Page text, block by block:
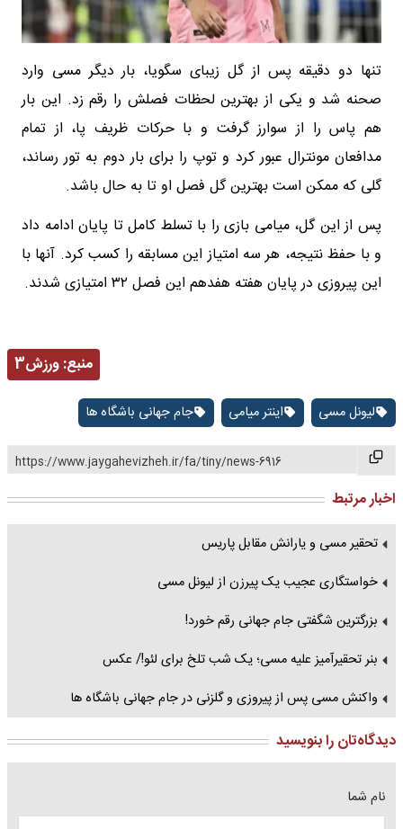
تنها دو دقیقه پس از گل زیبای سگویا، بار دیگر مسی وارد
صحنه شد و یکی از بهترین لحظات فصلش را رقم زد. این بار
هم پاس را از سوارز گرفت و با حرکات ظریف پا، از تمام
مدافعان مونترال عبور کرد و توپ را برای بار دوم به تور رساند،
گلی که ممکن است بهترین گل فصل او تا به حال باشد.
پس از این گل، میامی بازی را با تسلط کامل تا پایان ادامه داد
و با حفظ نتیجه، هر سه امتیاز این مسابقه را کسب کرد. آنها با
این پیروزی در پایان هفته هفدهم این فصل ۳۲ امتیازی شدند.
منبع:ورزش3
لیونل مسی اینتر میامی جام جهانی باشگاه ها
https://www.jaygahevizheh.ir/fa/tiny/news-6916
اخبار مرتبط
تحقیر مسی و یارانش مقابل پاریس
خواستگاری عجیب یک پیرزن از لیونل مسی
بزرگترین شگفتی جام جهانی رقم خورد!
بنر تحقیرآمیز علیه مسی؛ یک شب تلخ برای لئو!/ عکس
واکنش مسی پس از پیروزی و گلزنی در جام جهانی باشگاه ها
دیدگاه‌تان را بنویسید
نام شما